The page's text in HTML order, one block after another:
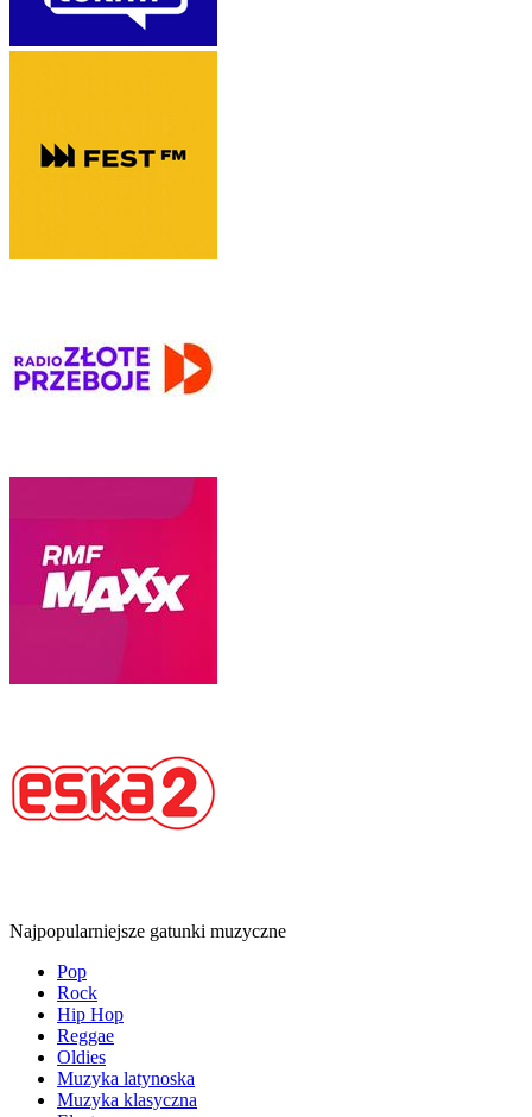
Najpopularniejsze gatunki muzyczne
Pop
Rock
Hip Hop
Reggae
Oldies
Muzyka latynoska
Muzyka klasyczna